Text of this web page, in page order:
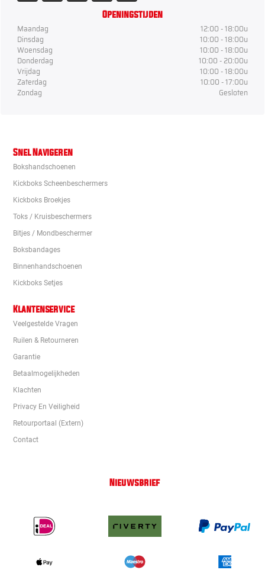
Openingstijden
Maandag
12:00 - 18:00u
Dinsdag
10:00 - 18:00u
Woensdag
10:00 - 18:00u
Donderdag
10:00 - 20:00u
Vrijdag
10:00 - 18:00u
Zaterdag
10:00 - 17:00u
Zondag
Gesloten
Snel Navigeren
Bokshandschoenen
Kickboks Scheenbeschermers
Kickboks Broekjes
Toks / Kruisbeschermers
Bitjes / Mondbeschermer
Boksbandages
Binnenhandschoenen
Kickboks Setjes
Klantenservice
Veelgestelde Vragen
Ruilen & Retourneren
Garantie
Betaalmogelijkheden
Klachten
Privacy En Veiligheid
Retourportaal (extern)
Contact
Nieuwsbrief